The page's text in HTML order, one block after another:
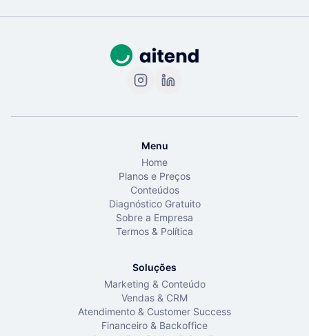
Menu
Home
Planos e Preços
Conteúdos
Diagnóstico Gratuito
Sobre a Empresa
Termos & Política
Soluções
Marketing & Conteúdo
Vendas & CRM
Atendimento & Customer Success
Financeiro & Backoffice